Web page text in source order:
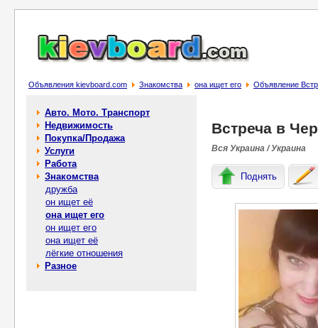
Объявления kievboard.com Знакомства она ищет его Объявление
Авто. Мото. Транспорт
Недвижимость
Покупка/Продажа
Услуги
Работа
Знакомства
дружба
он ищет её
она ищет его
он ищет его
она ищет её
лёгкие отношения
Разное
Встреча в
Вся Украина / Украина
Поднять